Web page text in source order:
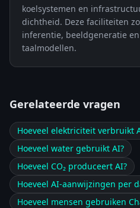
koelsystemen en
dichtheid. Deze faciliteiten
inferentie, beeldgeneratie
taalmodellen.
Gerelateerde vragen
Hoeveel elektriciteit verbruikt
Hoeveel water gebruikt AI?
Hoeveel CO₂ produceert AI?
Hoeveel AI-aanwijzingen per
Hoeveel mensen gebruiken